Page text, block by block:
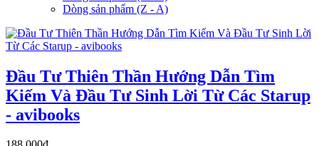
Dòng sản phẩm (Z - A)
Đầu Tư Thiên Thần Hướng Dẫn Tìm
Kiếm Và Đầu Tư Sinh Lời Từ Các Starup
- avibooks